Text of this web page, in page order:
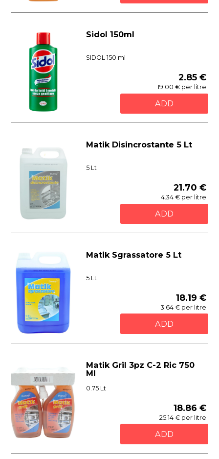
Sidol 150ml
SIDOL 150 ml
2.85 €
19.00 € per litre
ADD
Matik Disincrostante 5 Lt
5 Lt
21.70 €
4.34 € per litre
ADD
Matik Sgrassatore 5 Lt
5 Lt
18.19 €
3.64 € per litre
ADD
Matik Gril 3pz C-2 Ric 750
Ml
0.75 Lt
18.86 €
25.14 € per litre
ADD